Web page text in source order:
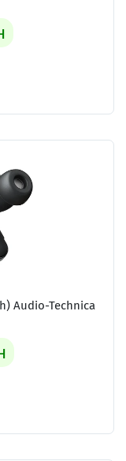
Audio-Technica